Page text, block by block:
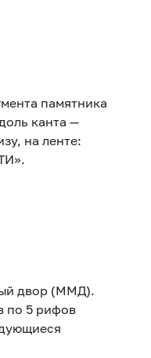
памятника
канта —
на ленте:
двор (ММД).
по 5 рифов